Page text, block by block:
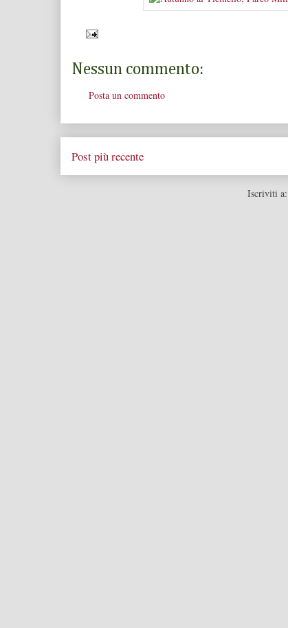
Nessun commento:
Posta un commento
Post più recente
Iscriviti a: